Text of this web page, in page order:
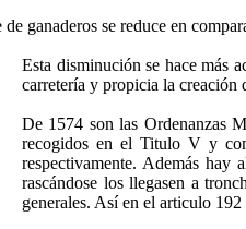
ganaderos se reduce en
Esta disminución se hace más
carretería y propicia la creación
De 1574 son las Ordenanzas
recogidos en el Titulo V y
respectivamente. Además hay
rascándose los llegasen a
generales. Así en el articulo